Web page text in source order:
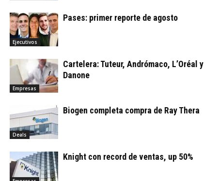
Ejecutivos
Pases: primer reporte de agosto
Empresas
Cartelera: Tuteur, Andrómaco, L’Oréal y
Danone
Deals
Biogen completa compra de Ray Thera
Knight con record de ventas, up 50%